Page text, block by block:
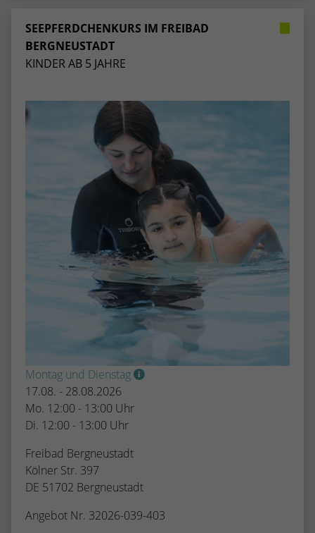
SEEPFERDCHENKURS IM FREIBAD
BERGNEUSTADT
KINDER AB 5 JAHRE
Montag und Dienstag
17.08. - 28.08.2026
Mo. 12:00 - 13:00 Uhr
Di. 12:00 - 13:00 Uhr
Freibad Bergneustadt
Kölner Str. 397
DE 51702 Bergneustadt
Angebot Nr. 32026-039-403